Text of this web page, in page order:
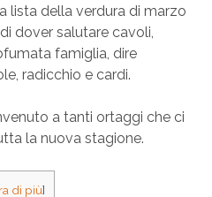
lista della verdura di marzo
dover salutare cavoli,
famiglia, dire
radicchio e cardi.
a tanti ortaggi che ci
la nuova stagione.
di più]